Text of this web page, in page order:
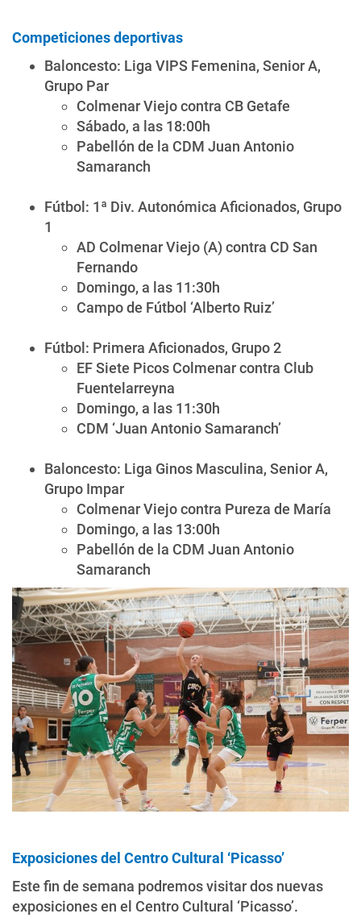
Competiciones deportivas
Baloncesto: Liga VIPS Femenina, Senior A,
Grupo Par
Colmenar Viejo contra CB Getafe
Sábado, a las 18:00h
Pabellón de la CDM Juan Antonio
Samaranch
Fútbol: 1ª Div. Autonómica Aficionados, Grupo
1
AD Colmenar Viejo (A) contra CD San
Fernando
Domingo, a las 11:30h
Campo de Fútbol ‘Alberto Ruiz’
Fútbol: Primera Aficionados, Grupo 2
EF Siete Picos Colmenar contra Club
Fuentelarreyna
Domingo, a las 11:30h
CDM ‘Juan Antonio Samaranch’
Baloncesto: Liga Ginos Masculina, Senior A,
Grupo Impar
Colmenar Viejo contra Pureza de María
Domingo, a las 13:00h
Pabellón de la CDM Juan Antonio
Samaranch
Exposiciones del Centro Cultural ‘Picasso’
Este fin de semana podremos visitar dos nuevas
exposiciones en el Centro Cultural ‘Picasso’.